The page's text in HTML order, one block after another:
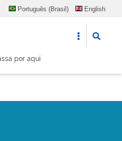
Português (Brasil)
English
por aqui
Menu